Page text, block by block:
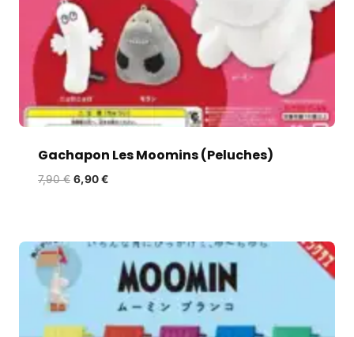
Gachapon Les Moomins (Peluches)
7,90€ 6,90€